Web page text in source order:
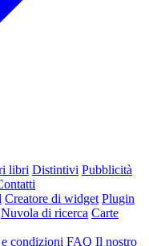
libri Distintivi Pubblicità
Creatore di widget Plugin
Nuvola di ricerca Carte
condizioni FAQ Il nostro